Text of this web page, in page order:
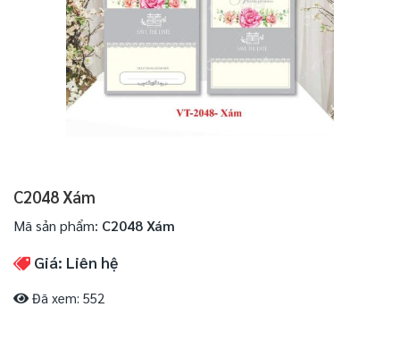
C2048 Xám
Mã sản phẩm: C2048 Xám
Giá: Liên hệ
Đã xem: 552